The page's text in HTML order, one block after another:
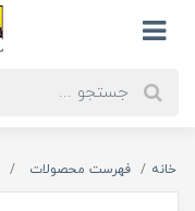
خانه فهرست محصولات